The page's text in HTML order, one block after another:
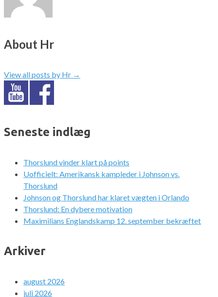
About Hr
View all posts by Hr →
Seneste indlæg
Thorslund vinder klart på points
Uofficielt: Amerikansk kampleder i Johnson vs.
Thorslund
Johnson og Thorslund har klaret vægten i Orlando
Thorslund: En dybere motivation
Maximilians Englandskamp 12. september bekræftet
Arkiver
august 2026
juli 2026